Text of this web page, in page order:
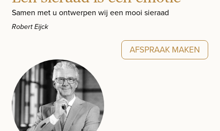
Samen met u ontwerpen wij een mooi sieraad
Robert Eijck
AFSPRAAK MAKEN